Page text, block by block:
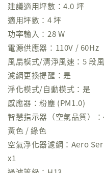
建議適用坪數：4.0 坪
適用坪數：4 坪
功率輸入：28 W
電源供應器：110V / 60Hz
風扇模式/清淨風速：5 段
濾網更換提醒：是
淨化模式/自動模式：是
感應器：粉塵 (PM1.0)
智慧指示器（空氣品質）
黃色 / 綠色
空氣淨化器濾網：Aero
x1